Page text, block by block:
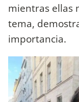
mientras ellas
tema,
importancia.